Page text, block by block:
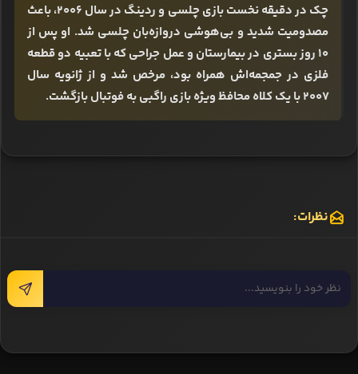
چک در دقیقه نخست بازی چلسی و ردینگ در سال ۲۰۰۶، باعث
مصدومیت شدید و بی‌هوشی دروازه‌بان چلسی شد. او پس از
۱۰ روز بستری در بیمارستان و عمل جراحی که با تعبیه دو قطعه
فلزی در جمجمه‌اش همراه بود، مرخص شد و از ژانویه سال
۲۰۰۷ با یک کلاه محافظ ویژه بازی راگبی به فوتبال بازگشت.
نظرات: